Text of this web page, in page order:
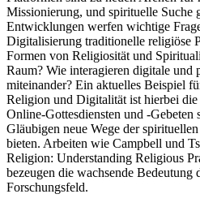
Missionierung, und spirituelle Suche
Entwicklungen werfen wichtige
Digitalisierung traditionelle religiöse
Formen von Religiosität und
Raum? Wie interagieren digitale und
miteinander? Ein aktuelles Beispiel
Religion und Digitalität ist hierbei
Online-Gottesdiensten und -
Gläubigen neue Wege der
bieten. Arbeiten wie Campbell und
Religion: Understanding Religious
bezeugen die wachsende Bedeutung
Forschungsfeld.